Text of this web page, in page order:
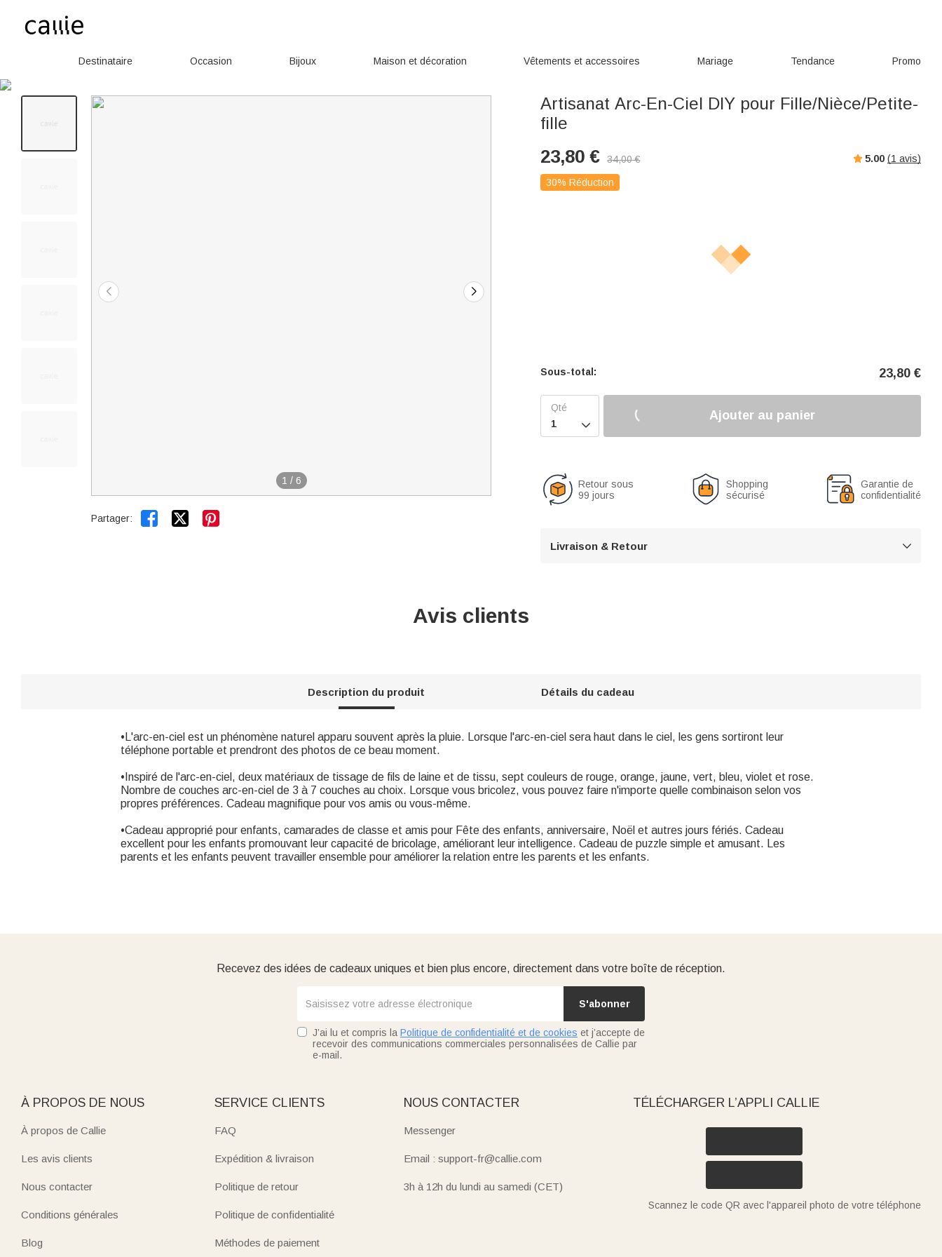
Destinataire Occasion Bijoux Maison et décoration Vêtements et accessoires Mariage Tendance Promo
1 / 6
Partager:  
Artisanat Arc-En-Ciel DIY pour Fille/Nièce/Petite-
fille
23,80 € 34,00€ 5.00 (1 avis)
30% Réduction
Sous-total: 23,80 €

Ajouter au panier
Retour sous
99 jours
Shopping
sécurisé
Garantie de
confidentialité
Livraison & Retour 
Avis clients
Description du produit Détails du cadeau
•L'arc-en-ciel est un phénomène naturel apparu souvent après la pluie. Lorsque l'arc-en-ciel sera haut dans le ciel, les gens sortiront leur
téléphone portable et prendront des photos de ce beau moment.
•Inspiré de l'arc-en-ciel, deux matériaux de tissage de fils de laine et de tissu, sept couleurs de rouge, orange, jaune, vert, bleu, violet et rose.
Nombre de couches arc-en-ciel de 3 à 7 couches au choix. Lorsque vous bricolez, vous pouvez faire n'importe quelle combinaison selon vos
propres préférences. Cadeau magnifique pour vos amis ou vous-même.
•Cadeau approprié pour enfants, camarades de classe et amis pour Fête des enfants, anniversaire, Noël et autres jours fériés. Cadeau
excellent pour les enfants promouvant leur capacité de bricolage, améliorant leur intelligence. Cadeau de puzzle simple et amusant. Les
parents et les enfants peuvent travailler ensemble pour améliorer la relation entre les parents et les enfants.
Recevez des idées de cadeaux uniques et bien plus encore, directement dans votre boîte de réception.
S'abonner
J’ai lu et compris la Politique de confidentialité et de cookies et j’accepte de
recevoir des communications commerciales personnalisées de Callie par
e-mail.
À PROPOS DE NOUS
À propos de Callie
Les avis clients
Nous contacter
Conditions générales
Blog
SERVICE CLIENTS
FAQ
Expédition & livraison
Politique de retour
Politique de confidentialité
Méthodes de paiement
NOUS CONTACTER
Messenger
Email : support-fr@callie.com
3h à 12h du lundi au samedi (CET)
TÉLÉCHARGER L’APPLI CALLIE
Scannez le code QR avec l'appareil photo de votre téléphone